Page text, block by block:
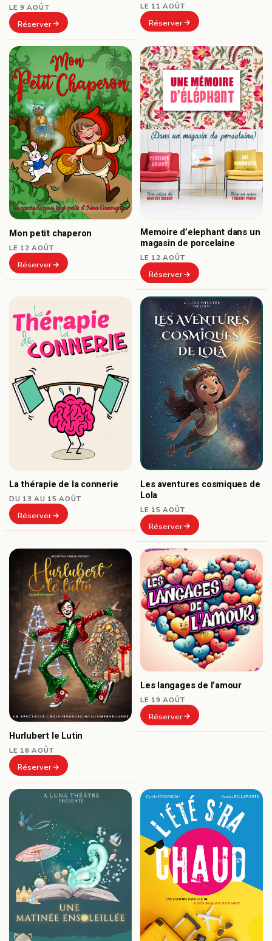
LE 9 AOÛT
Réserver
LE 11 AOÛT
Réserver
Mon petit chaperon
LE 12 AOÛT
Réserver
Memoire d’elephant dans un
magasin de porcelaine
LE 12 AOÛT
Réserver
La thérapie de la connerie
DU 13 AU 15 AOÛT
Réserver
Les aventures cosmiques de
Lola
LE 15 AOÛT
Réserver
Hurlubert le Lutin
LE 16 AOÛT
Réserver
Les langages de l’amour
LE 19 AOÛT
Réserver